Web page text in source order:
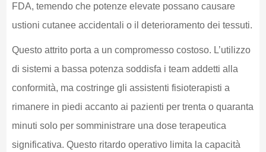
FDA, temendo che potenze elevate possano causare
ustioni cutanee accidentali o il deterioramento dei tessuti.
Questo attrito porta a un compromesso costoso. L’utilizzo
di sistemi a bassa potenza soddisfa i team addetti alla
conformità, ma costringe gli assistenti fisioterapisti a
rimanere in piedi accanto ai pazienti per trenta o quaranta
minuti solo per somministrare una dose terapeutica
significativa. Questo ritardo operativo limita la capacità